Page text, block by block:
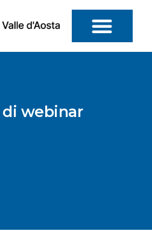
di webinar